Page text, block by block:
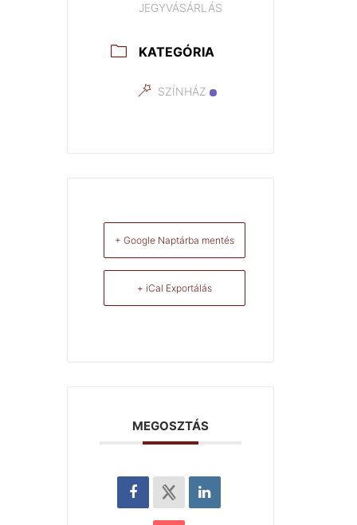
JEGYVÁSÁRLÁS
KATEGÓRIA
SZÍNHÁZ
+ Google Naptárba mentés
+ iCal Exportálás
MEGOSZTÁS